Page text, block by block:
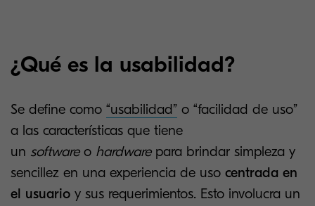
¿Qué es la usabilidad?
Se define como “usabilidad” o “facilidad de uso”
a las características que tiene
un software o hardwarepara brindar simpleza y
sencillez en una experiencia de uso centrada en
el usuario y sus requerimientos. Esto involucra un